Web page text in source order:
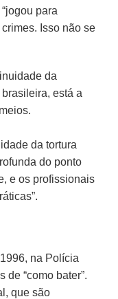
para
Isso não se
da
está a
da tortura
do ponto
e os profissionais
na Polícia
“como bater”.
que são